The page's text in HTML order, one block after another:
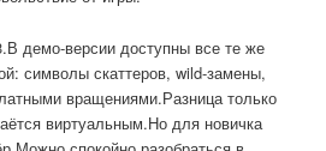
демо-версии доступны все те же
символы скаттеров, wild-замены,
вращениями.Разница только
виртуальным.Но для новичка